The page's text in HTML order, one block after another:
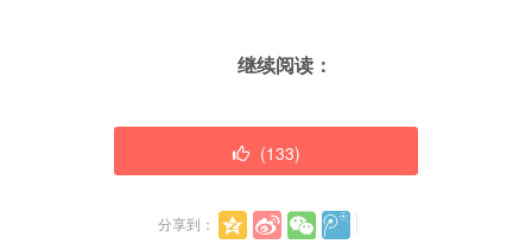
继续阅读：
(133)
分享到：